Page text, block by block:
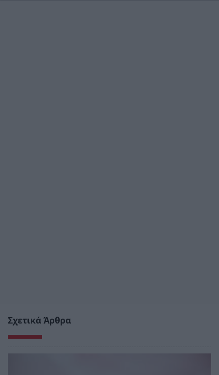
Σχετικά Άρθρα